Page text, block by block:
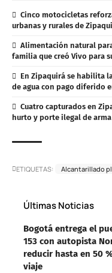
Cinco motocicletas
urbanas y rurales de
Alimentación natural
familia que creó Vivo para
En Zipaquirá se habilita
de agua con pago diferido
Cuatro capturados en
hurto y porte ilegal de
ETIQUETAS: Alcantarillado
Últimas Noticias
Bogotá entrega el
153 con autopista
reducir hasta en 50
viaje